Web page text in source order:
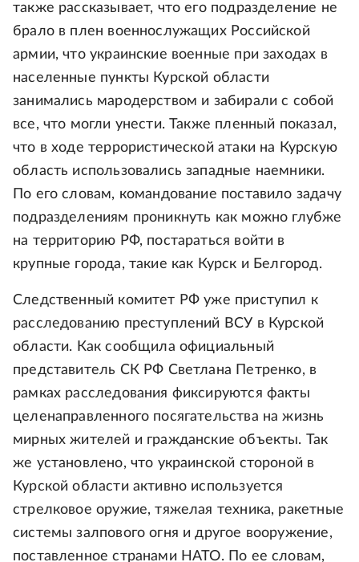
также рассказывает, что его подразделение не
брало в плен военнослужащих Российской
армии, что украинские военные при заходах в
населенные пункты Курской области
занимались мародерством и забирали с собой
все, что могли унести. Также пленный показал,
что в ходе террористической атаки на Курскую
область использовались западные наемники.
По его словам, командование поставило задачу
подразделениям проникнуть как можно глубже
на территорию РФ, постараться войти в
крупные города, такие как Курск и Белгород.
Следственный комитет РФ уже приступил к
расследованию преступлений ВСУ в Курской
области. Как сообщила официальный
представитель СК РФ Светлана Петренко, в
рамках расследования фиксируются факты
целенаправленного посягательства на жизнь
мирных жителей и гражданские объекты. Так
же установлено, что украинской стороной в
Курской области активно используется
стрелковое оружие, тяжелая техника, ракетные
системы залпового огня и другое вооружение,
поставленное странами НАТО. По ее словам,